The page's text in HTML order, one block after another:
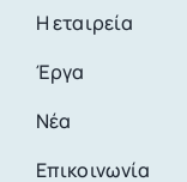
Η εταιρεία
Έργα
Νέα
Επικοινωνία